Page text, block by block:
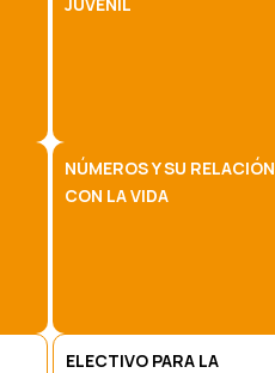
NÚMEROS Y SU RELACIÓN
CON LA VIDA
ELECTIVO PARA LA